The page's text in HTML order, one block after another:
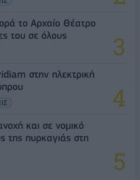
το Αρχαίο Θέατρο
του σε όλους
στην ηλεκτρική
και σε νομικό
της πυρκαγιάς στη